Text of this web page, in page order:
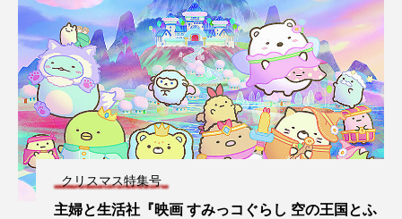
クリスマス特集号
主婦と生活社『映画 すみっコぐらし 空の王国とふ